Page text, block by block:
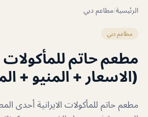
الرئيسية/مطاعم دبي
مطاعم دبي
مطعم حاتم للمأكولات
(الاسعار + المنيو +
مطعم حاتم للمأكولات الايرانية أحدى